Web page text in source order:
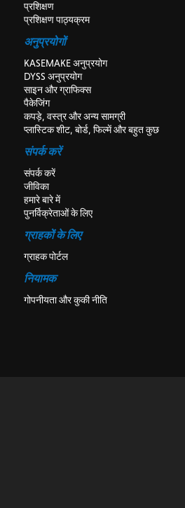
प्रशिक्षण
प्रशिक्षण पाठ्यक्रम
अनुप्रयोगों
KASEMAKE अनुप्रयोग
DYSS अनुप्रयोग
साइन और ग्राफिक्स
पैकेजिंग
कपड़े, वस्त्र और अन्य सामग्री
प्लास्टिक शीट, बोर्ड, फिल्में और बहुत कुछ
संपर्क करें
संपर्क करें
जीविका
हमारे बारे में
पुनर्विक्रेताओं के लिए
ग्राहकों के लिए
ग्राहक पोर्टल
नियामक
गोपनीयता और कुकी नीति